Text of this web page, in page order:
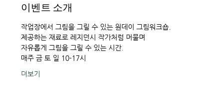
이벤트 소개
작업장에서 그림을 그릴 수 있는 원데이 그림워크숍.
제공하는 재료로 레지던시 작가처럼 머물며
자유롭게 그림을 그릴 수 있는 시간.
매주 금 토 일 10-17시
더보기